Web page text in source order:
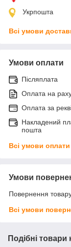
Укрпошта
Всі умови
Умови оплати
Післяплата
Оплата на
Оплата за
Накладений
пошта
Всі умови оплати
Умови
Повернення
Всі умови
Подібні товари